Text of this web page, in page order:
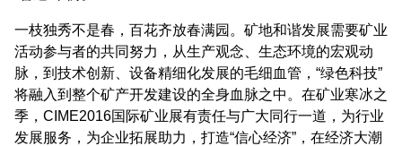
一枝独秀不是春，百花齐放春满园。矿地和谐发展需要矿业
活动参与者的共同努力，从生产观念、生态环境的宏观动
脉，到技术创新、设备精细化发展的毛细血管，“绿色科技”
将融入到整个矿产开发建设的全身血脉之中。在矿业寒冰之
季，CIME2016国际矿业展有责任与广大同行一道，为行业
发展服务，为企业拓展助力，打造“信心经济”，在经济大潮